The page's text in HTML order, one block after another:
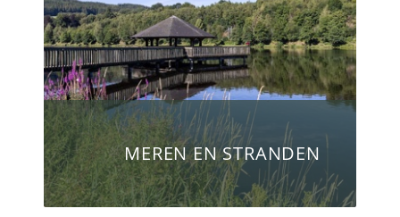
MEREN EN STRANDEN